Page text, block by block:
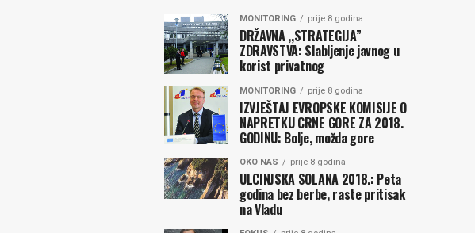
MONITORING prije 8 godina
DRŽAVNA ,,STRATEGIJA”
ZDRAVSTVA: Slabljenje javnog u
korist privatnog
MONITORING prije 8 godina
IZVJEŠTAJ EVROPSKE KOMISIJE O
NAPRETKU CRNE GORE ZA 2018.
GODINU: Bolje, možda gore
OKO NAS prije 8 godina
ULCINJSKA SOLANA 2018.: Peta
godina bez berbe, raste pritisak
na Vladu